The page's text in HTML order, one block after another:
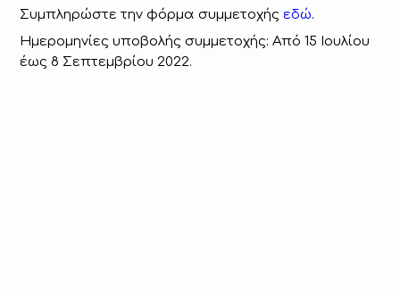
Συμπληρώστε την φόρμα συμμετοχήςεδώ.
Ημερομηνίες υποβολής συμμετοχής: Από 15 Ιουλίου
έως 8 Σεπτεμβρίου 2022.